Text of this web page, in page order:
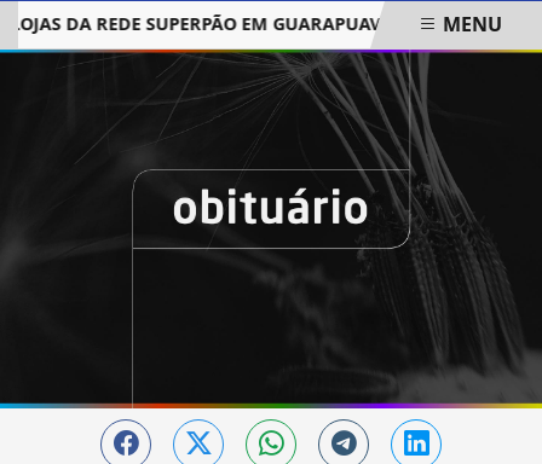
DA REDE SUPERPÃO EM GUARAPUAVA E PALMAS
EM ALTA
MENU